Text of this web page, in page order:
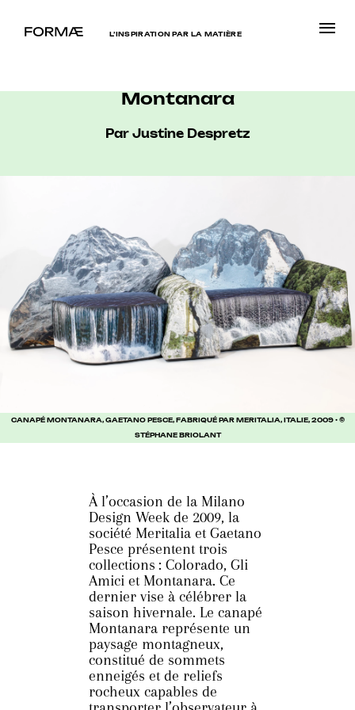
L’INSPIRATION PAR LA MATIÈRE
Montanara
Par Justine Despretz
CANAPÉ MONTANARA, GAETANO PESCE, FABRIQUÉ PAR MERITALIA, ITALIE, 2009 • ©
STÉPHANE BRIOLANT
À l’occasion de la Milano
Design Week de 2009, la
société Meritalia et Gaetano
Pesce présentent trois
collections : Colorado, Gli
Amici et Montanara. Ce
dernier vise à célébrer la
saison hivernale. Le canapé
Montanara représente un
paysage montagneux,
constitué de sommets
enneigés et de reliefs
rocheux capables de